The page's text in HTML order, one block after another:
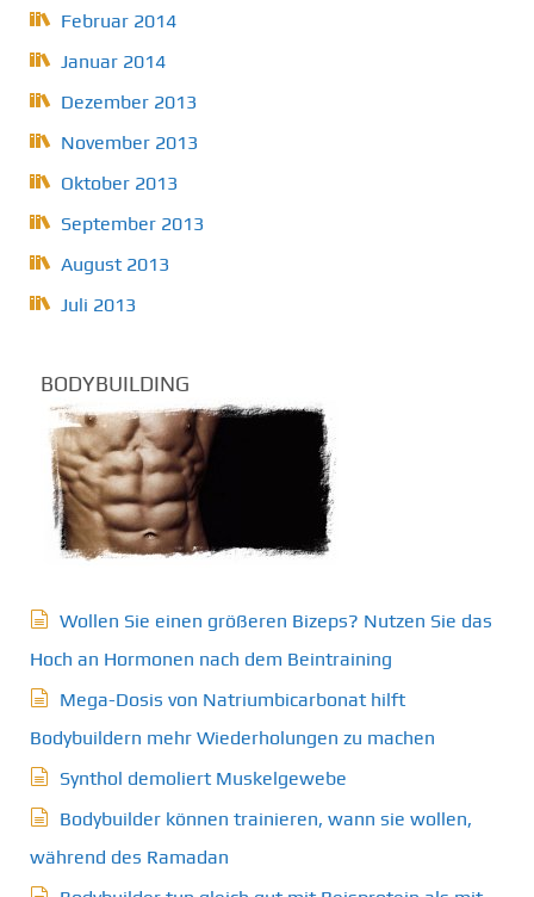
Februar 2014
Januar 2014
Dezember 2013
November 2013
Oktober 2013
September 2013
August 2013
Juli 2013
BODYBUILDING
Wollen Sie einen größeren Bizeps? Nutzen Sie das
Hoch an Hormonen nach dem Beintraining
Mega-Dosis von Natriumbicarbonat hilft
Bodybuildern mehr Wiederholungen zu machen
Synthol demoliert Muskelgewebe
Bodybuilder können trainieren, wann sie wollen,
während des Ramadan